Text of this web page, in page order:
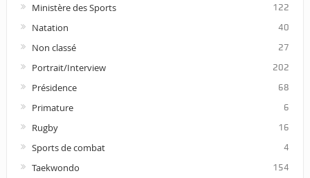
Ministère des Sports 122
Natation 40
Non classé 27
Portrait/Interview 202
Présidence 68
Primature 6
Rugby 16
Sports de combat 4
Taekwondo 154